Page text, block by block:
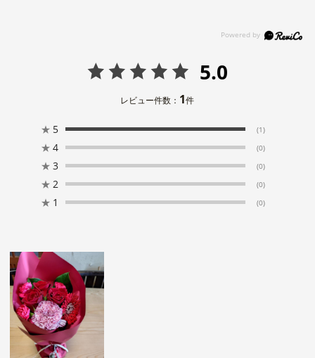
5.0
レビュー件数： 1件
★ 5 (1)
★ 4 (0)
★ 3 (0)
★ 2 (0)
★ 1 (0)